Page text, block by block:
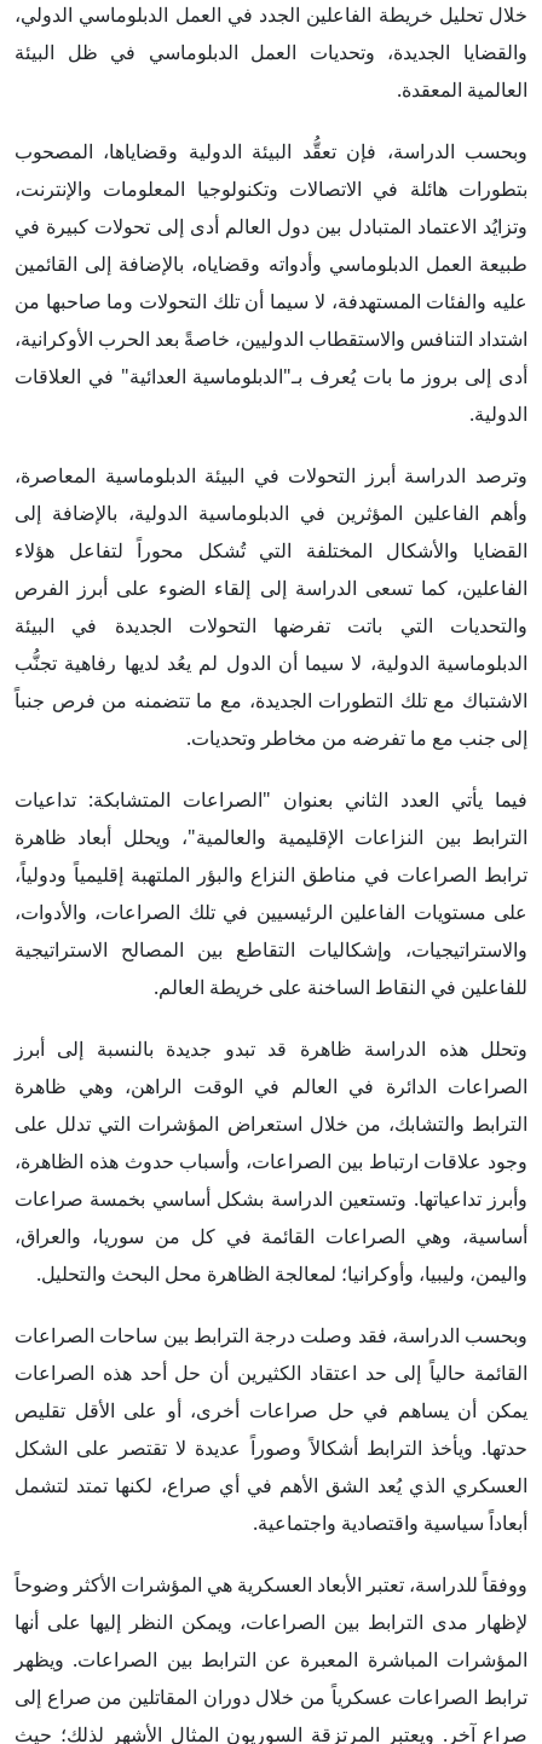
خلال تحليل خريطة الفاعلين الجدد في العمل الدبلوماسي الدولي،
والقضايا الجديدة، وتحديات العمل الدبلوماسي في ظل البيئة
العالمية المعقدة.
وبحسب الدراسة، فإن تعقُّد البيئة الدولية وقضاياها، المصحوب
بتطورات هائلة في الاتصالات وتكنولوجيا المعلومات والإنترنت،
وتزايُد الاعتماد المتبادل بين دول العالم أدى إلى تحولات كبيرة في
طبيعة العمل الدبلوماسي وأدواته وقضاياه، بالإضافة إلى القائمين
عليه والفئات المستهدفة، لا سيما أن تلك التحولات وما صاحبها من
اشتداد التنافس والاستقطاب الدوليين، خاصةً بعد الحرب الأوكرانية،
أدى إلى بروز ما بات يُعرف بـ"الدبلوماسية العدائية" في العلاقات
الدولية.
وترصد الدراسة أبرز التحولات في البيئة الدبلوماسية المعاصرة،
وأهم الفاعلين المؤثرين في الدبلوماسية الدولية، بالإضافة إلى
القضايا والأشكال المختلفة التي تُشكل محوراً لتفاعل هؤلاء
الفاعلين، كما تسعى الدراسة إلى إلقاء الضوء على أبرز الفرص
والتحديات التي باتت تفرضها التحولات الجديدة في البيئة
الدبلوماسية الدولية، لا سيما أن الدول لم يعُد لديها رفاهية تجنُّب
الاشتباك مع تلك التطورات الجديدة، مع ما تتضمنه من فرص جنباً
إلى جنب مع ما تفرضه من مخاطر وتحديات.
فيما يأتي العدد الثاني بعنوان "الصراعات المتشابكة: تداعيات
الترابط بين النزاعات الإقليمية والعالمية"، ويحلل أبعاد ظاهرة
ترابط الصراعات في مناطق النزاع والبؤر الملتهبة إقليمياً ودولياً،
على مستويات الفاعلين الرئيسيين في تلك الصراعات، والأدوات،
والاستراتيجيات، وإشكاليات التقاطع بين المصالح الاستراتيجية
للفاعلين في النقاط الساخنة على خريطة العالم.
وتحلل هذه الدراسة ظاهرة قد تبدو جديدة بالنسبة إلى أبرز
الصراعات الدائرة في العالم في الوقت الراهن، وهي ظاهرة
الترابط والتشابك، من خلال استعراض المؤشرات التي تدلل على
وجود علاقات ارتباط بين الصراعات، وأسباب حدوث هذه الظاهرة،
وأبرز تداعياتها. وتستعين الدراسة بشكل أساسي بخمسة صراعات
أساسية، وهي الصراعات القائمة في كل من سوريا، والعراق،
واليمن، وليبيا، وأوكرانيا؛ لمعالجة الظاهرة محل البحث والتحليل.
وبحسب الدراسة، فقد وصلت درجة الترابط بين ساحات الصراعات
القائمة حالياً إلى حد اعتقاد الكثيرين أن حل أحد هذه الصراعات
يمكن أن يساهم في حل صراعات أخرى، أو على الأقل تقليص
حدتها. ويأخذ الترابط أشكالاً وصوراً عديدة لا تقتصر على الشكل
العسكري الذي يُعد الشق الأهم في أي صراع، لكنها تمتد لتشمل
أبعاداً سياسية واقتصادية واجتماعية.
ووفقاً للدراسة، تعتبر الأبعاد العسكرية هي المؤشرات الأكثر وضوحاً
لإظهار مدى الترابط بين الصراعات، ويمكن النظر إليها على أنها
المؤشرات المباشرة المعبرة عن الترابط بين الصراعات. ويظهر
ترابط الصراعات عسكرياً من خلال دوران المقاتلين من صراع إلى
صراع آخر. ويعتبر المرتزقة السوريون المثال الأشهر لذلك؛ حيث